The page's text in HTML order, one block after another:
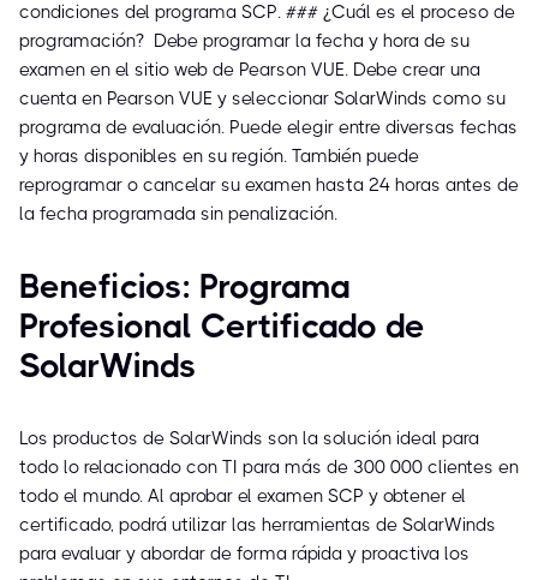
condiciones del programa SCP. ### ¿Cuál es el proceso de
programación? Debe programar la fecha y hora de su
examen en el sitio web de Pearson VUE. Debe crear una
cuenta en Pearson VUE y seleccionar SolarWinds como su
programa de evaluación. Puede elegir entre diversas fechas
y horas disponibles en su región. También puede
reprogramar o cancelar su examen hasta 24 horas antes de
la fecha programada sin penalización.
Beneficios: Programa
Profesional Certificado de
SolarWinds
Los productos de SolarWinds son la solución ideal para
todo lo relacionado con TI para más de 300 000 clientes en
todo el mundo. Al aprobar el examen SCP y obtener el
certificado, podrá utilizar las herramientas de SolarWinds
para evaluar y abordar de forma rápida y proactiva los